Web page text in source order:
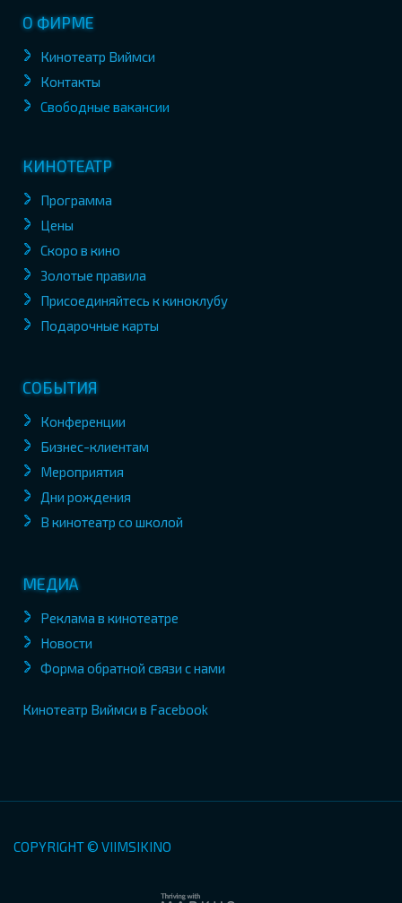
О ФИРМЕ
Кинотеатр Виймси
Контакты
Свободные вакансии
КИНОТЕАТР
Программа
Цены
Скоро в кино
Золотые правила
Присоединяйтесь к киноклубу
Подарочные карты
СОБЫТИЯ
Конференции
Бизнес-клиентам
Мероприятия
Дни рождения
В кинотеатр со школой
МЕДИА
Реклама в кинотеатре
Новости
Форма обратной связи с нами
Кинотеатр Виймси в Facebook
COPYRIGHT © VIIMSIKINO